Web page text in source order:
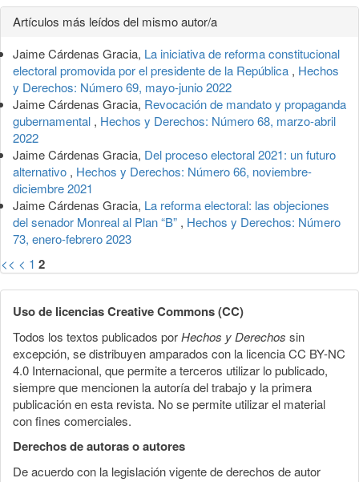
Detalles
del
artículo
Artículos más leídos del mismo autor/a
Jaime Cárdenas Gracia, La iniciativa de reforma constitucional
electoral promovida por el presidente de la República , Hechos
y Derechos: Número 69, mayo-junio 2022
Jaime Cárdenas Gracia, Revocación de mandato y propaganda
gubernamental , Hechos y Derechos: Número 68, marzo-abril
2022
Jaime Cárdenas Gracia, Del proceso electoral 2021: un futuro
alternativo , Hechos y Derechos: Número 66, noviembre-
diciembre 2021
Jaime Cárdenas Gracia, La reforma electoral: las objeciones
del senador Monreal al Plan “B” , Hechos y Derechos: Número
73, enero-febrero 2023
<< < 1 2
Uso de licencias Creative Commons (CC)
Todos los textos publicados porHechos y Derechos sin
excepción, se distribuyen amparados con la licencia CC BY-NC
4.0 Internacional, que permite a terceros utilizar lo publicado,
siempre que mencionen la autoría del trabajo y la primera
publicación en esta revista. No se permite utilizar el material
con fines comerciales.
Derechos de autoras o autores
De acuerdo con la legislación vigente de derechos de autor